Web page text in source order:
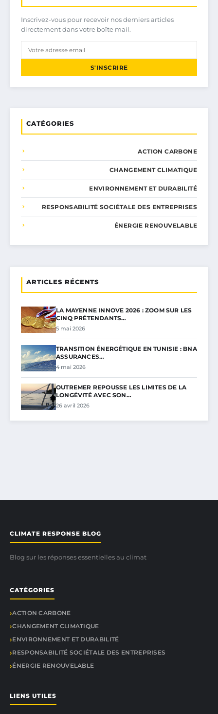
Inscrivez-vous pour recevoir nos derniers articles
directement dans votre boîte mail.
S'INSCRIRE
CATÉGORIES
ACTION CARBONE
CHANGEMENT CLIMATIQUE
ENVIRONNEMENT ET DURABILITÉ
RESPONSABILITÉ SOCIÉTALE DES ENTREPRISES
ÉNERGIE RENOUVELABLE
ARTICLES RÉCENTS
LA MAYENNE INNOVE 2026 : ZOOM SUR LES
CINQ PRÉTENDANTS…
5 mai 2026
TRANSITION ÉNERGÉTIQUE EN TUNISIE : BNA
ASSURANCES…
4 mai 2026
OUTREMER REPOUSSE LES LIMITES DE LA
LONGÉVITÉ AVEC SON…
26 avril 2026
CLIMATE RESPONSE BLOG
Blog sur les réponses essentielles au climat
CATÉGORIES
ACTION CARBONE
CHANGEMENT CLIMATIQUE
ENVIRONNEMENT ET DURABILITÉ
RESPONSABILITÉ SOCIÉTALE DES ENTREPRISES
ÉNERGIE RENOUVELABLE
LIENS UTILES